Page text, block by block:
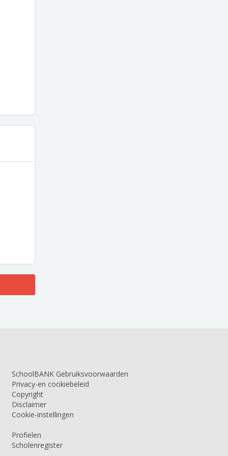
SchoolBANK Gebruiksvoorwaarden
Privacy-en cookiebeleid
Copyright
Disclaimer
Cookie-instellingen
Profielen
Scholenregister